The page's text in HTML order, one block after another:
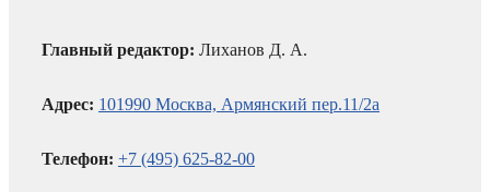
Главный редактор: Лиханов Д. А.
Адрес: 101990 Москва, Армянский пер.11/2а
Телефон: +7 (495) 625-82-00